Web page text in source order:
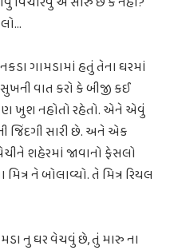
ગામડામાં હતું તેના ઘરમાં
વાત કરો કે બીજી કઈ
ખુશ નહોતો રહેતો. એને એવું
જિંદગી સારી છે. અને એક
શહેરમાં જાવાનો ફેસલો
ને બોલાવ્યો. તે મિત્ર રિયલ
નુ ઘર વેચવું છે, તું મારુ ના